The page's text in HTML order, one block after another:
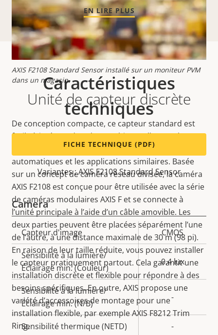
AXIS F2108 Standard Sensor installé sur un moniteur PVM
dans un magasin.
Unité de capteur discrète
De conception compacte, ce capteur standard est
facile à intégrer dans les machines telles que les
distributeurs automatiques, les caisses
automatiques et les applications similaires. Basée
sur un concept de caméra réseau divisée, la caméra
AXIS F2108 est conçue pour être utilisée avec la série
de caméras modulaires AXIS F et se connecte à
l’unité principale à l’aide d’un câble amovible. Les
deux parties peuvent être placées séparément l’une
de l’autre, à une distance maximale de 30 m (98 pi).
En raison de leur taille réduite, vous pouvez installer
le capteur pratiquement partout. Cela garantit une
installation discrète et flexible pour répondre à des
besoins spécifiques. En outre, AXIS propose une
variété d’accessoires de montage pour une
installation flexible, par exemple AXIS F8212 Trim
Ring.
EN LIRE PLUS
Caractéristiques
techniques
FICHE TECHNIQUE (PDF)
Variantes : AXIS F2108 Standard Sensor
Camera
Description
de la
propriété
Valeur de
la
propriété
Capteur d'image CMOS
Sensibilité à la lumière/
Éclairage min. (Couleur)
0.4 lux
Sensibilité à la lumière/
Éclairage min. (N/B)
-
Sensibilité thermique (NETD) -